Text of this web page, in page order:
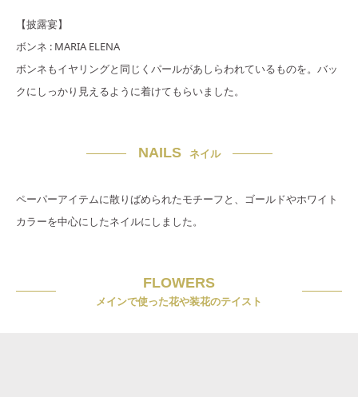
【披露宴】
ボンネ : MARIA ELENA
ボンネもイヤリングと同じくパールがあしらわれているものを。バッ
クにしっかり見えるように着けてもらいました。
NAILS ネイル
ペーパーアイテムに散りばめられたモチーフと、ゴールドやホワイト
カラーを中心にしたネイルにしました。
FLOWERS
メインで使った花や装花のテイスト